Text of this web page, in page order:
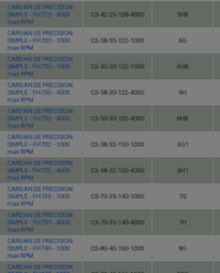
CARDAN DE PRECISION
SIMPLE - FH725 - 4000
max RPM
CS-42-25-108-4000 5HB
CARDAN DE PRECISION
SIMPLE - FH730 - 1000
max RPM
CS-58-30-122-1000 6G
CARDAN DE PRECISION
SIMPLE - FH730 - 1000
max RPM
CS-50-30-132-1000 6GB
CARDAN DE PRECISION
SIMPLE - FH730 - 4000
max RPM
CS-58-30-122-4000 6H
CARDAN DE PRECISION
SIMPLE - FH730 - 4000
max RPM
CS-50-30-132-4000 6HB
CARDAN DE PRECISION
SIMPLE - FH732 - 1000
max RPM
CS-58-32-130-1000 6G1
CARDAN DE PRECISION
SIMPLE - FH732 - 4000
max RPM
CS-58-32-130-4000 6H1
CARDAN DE PRECISION
SIMPLE - FH735 - 1000
max RPM
CS-70-35-140-1000 7G
CARDAN DE PRECISION
SIMPLE - FH735 - 4000
max RPM
CS-70-35-140-4000 7H
CARDAN DE PRECISION
SIMPLE - FH740 - 1000
max RPM
CS-80-40-160-1000 8G
CARDAN DE PRECISION